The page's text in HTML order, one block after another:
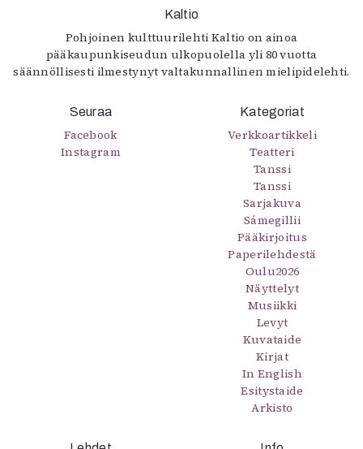
Info
Tilaus ja irtonumerot
Yhteistyössä
Kaltio
Pohjoinen kulttuurilehti Kaltio on ainoa
pääkaupunkiseudun ulkopuolella yli 80 vuotta
säännöllisesti ilmestynyt valtakunnallinen mielipidelehti.
Seuraa
Facebook
Instagram
Kategoriat
Verkkoartikkeli
Teatteri
Tanssi
Tanssi
Sarjakuva
Sámegillii
Pääkirjoitus
Paperilehdestä
Oulu2026
Näyttelyt
Musiikki
Levyt
Kuvataide
Kirjat
In English
Esitystaide
Arkisto